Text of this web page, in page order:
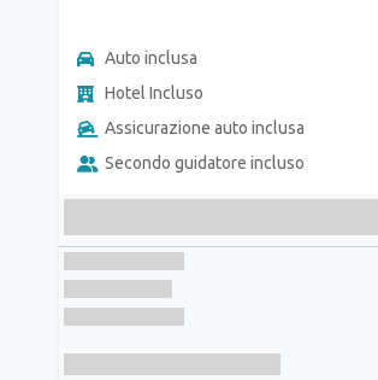
Isole Eolie, la Dieta
Auto inclusa
Assicurazione auto inclusa
Secondo guidatore incluso